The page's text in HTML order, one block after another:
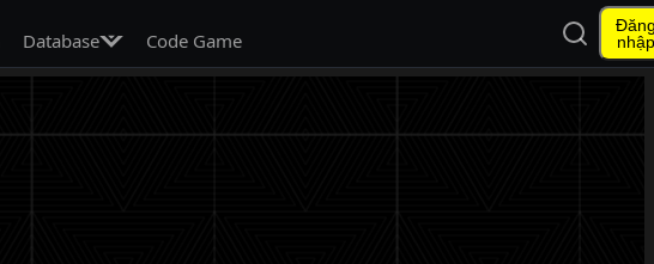
DatabaseMở menu conCode Game
Mở tìm
nhập